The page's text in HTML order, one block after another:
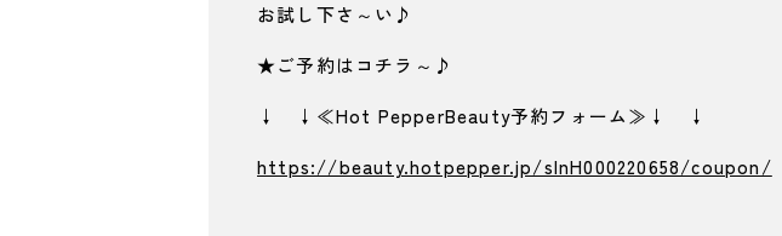
お試し下さ～い♪
★ご予約はコチラ～♪
↓ ↓≪Hot PepperBeauty予約フォーム≫↓ ↓
https://beauty.hotpepper.jp/slnH000220658/coupon/